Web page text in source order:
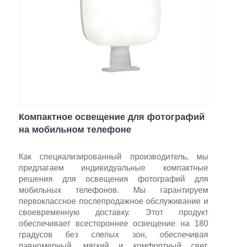
Компактное освещение для фотографий
на мобильном телефоне
Как специализированный производитель, мы
предлагаем индивидуальные компактные
решения для освещения фотографий для
мобильных телефонов. Мы гарантируем
первоклассное послепродажное обслуживание и
своевременную доставку. Этот продукт
обеспечивает всестороннее освещение на 180
градусов без слепых зон, обеспечивая